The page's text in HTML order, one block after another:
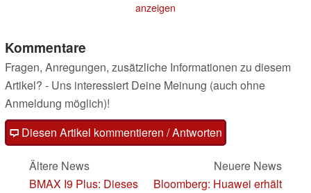
Smartwatches
anzeigen
Kommentare
Fragen, Anregungen, zusätzliche Informationen zu diesem
Artikel? - Uns interessiert Deine Meinung (auch ohne
Anmeldung möglich)!
Diesen Artikel kommentieren / Antworten
Ältere News
BMAX I9 Plus: Dieses
Neuere News
Bloomberg: Huawei erhält